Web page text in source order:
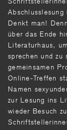
Denkt man!
über das Ende
Literaturhaus,
sprechen und
gemeinsamen
Online-Treffen
Namen
zur Lesung ins
wieder Besuch